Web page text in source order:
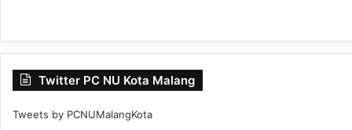
Twitter PC NU Kota Malang
Tweets by PCNUMalangKota